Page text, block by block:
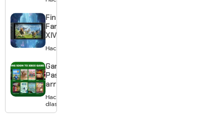
quedarte
gratis con
el primero
Final
Fantasy
XIV llega a
Switch 2 y
te deja
jugar un
mes sin
pagar
suscripción
Hace 3 días
Game
Pass
arranca
agosto
con
Gears of
Hace 3
días